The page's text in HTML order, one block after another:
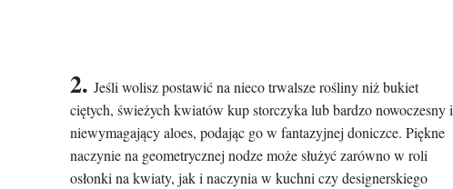
2. Jeśli wolisz postawić na nieco trwalsze rośliny niż bukiet
ciętych, świeżych kwiatów kup storczyka lub bardzo nowoczesny i
niewymagający aloes, podając go w fantazyjnej doniczce. Piękne
naczynie na geometrycznej nodze może służyć zarówno w roli
osłonki na kwiaty, jak i naczynia w kuchni czy designerskiego